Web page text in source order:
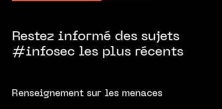
Restez informé des sujets
#infosec les plus récents
Renseignement sur les menaces